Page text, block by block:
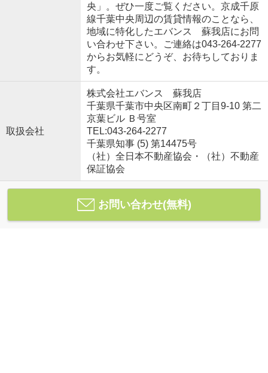
央」。ぜひ一度ご覧ください。京成千原
線千葉中央周辺の賃貸情報のことなら、
地域に特化したエバンス 蘇我店にお問
い合わせ下さい。ご連絡は043-264-2277
からお気軽にどうぞ、お待ちしておりま
す。
取扱会社
株式会社エバンス 蘇我店
千葉県千葉市中央区南町２丁目9-10 第二
京葉ビル Ｂ号室
TEL:043-264-2277
千葉県知事 (5) 第14475号
（社）全日本不動産協会・（社）不動産
保証協会
お問い合わせ(無料)